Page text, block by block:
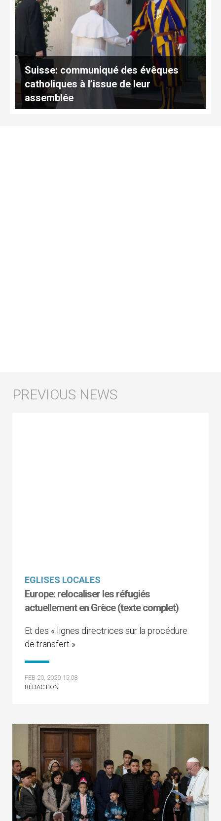
Suisse: communiqué des évêques
catholiques à l’issue de leur
assemblée
EGLISES LOCALES
Europe: relocaliser les réfugiés
actuellement en Grèce (texte complet)
Et des « lignes directrices sur la procédure
de transfert »
FEB 20, 2020 15:08
RÉDACTION